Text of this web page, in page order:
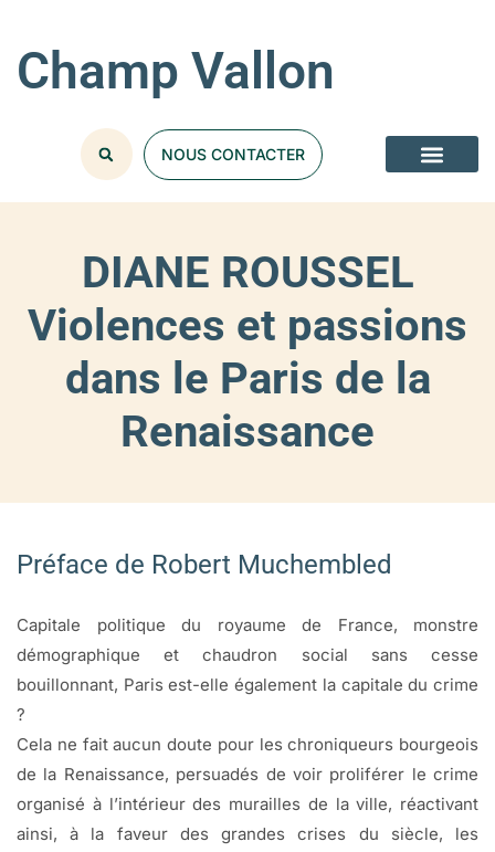
Champ Vallon
NOUS CONTACTER
DIANE ROUSSEL
Violences et passions
dans le Paris de la
Renaissance
Préface de Robert Muchembled
Capitale politique du royaume de France, monstre
démographique et chaudron social sans cesse
bouillonnant, Paris est-elle également la capitale du crime
?
Cela ne fait aucun doute pour les chroniqueurs bourgeois
de la Renaissance, persuadés de voir proliférer le crime
organisé à l’intérieur des murailles de la ville, réactivant
ainsi, à la faveur des grandes crises du siècle, les